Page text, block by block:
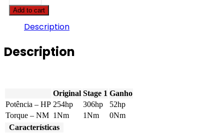
Patriot
-
4B
254hp
Add to cart
Description
Description
Original Stage 1 Ganho
Potência – HP 254hp 306hp
52hp
Torque – NM 1Nm 1Nm
0Nm
Características